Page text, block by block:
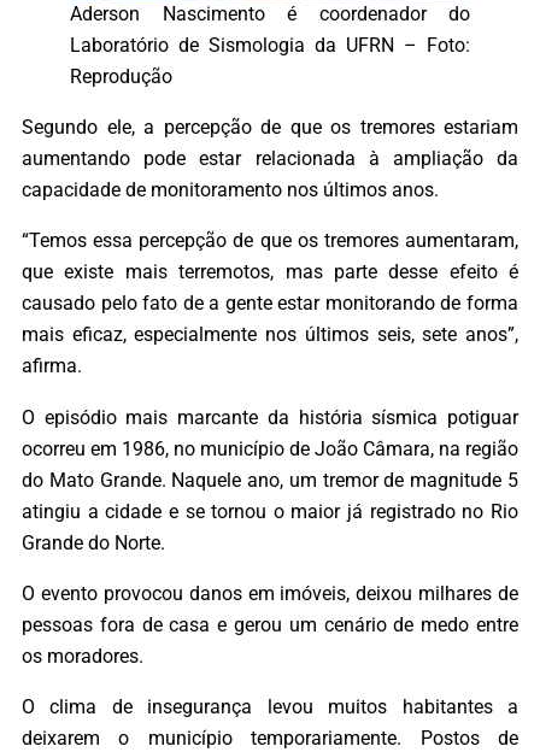
Aderson Nascimento é coordenador do
Laboratório de Sismologia da UFRN – Foto:
Reprodução
Segundo ele, a percepção de que os tremores estariam
aumentando pode estar relacionada à ampliação da
capacidade de monitoramento nos últimos anos.
“Temos essa percepção de que os tremores aumentaram,
que existe mais terremotos, mas parte desse efeito é
causado pelo fato de a gente estar monitorando de forma
mais eficaz, especialmente nos últimos seis, sete anos”,
afirma.
O episódio mais marcante da história sísmica potiguar
ocorreu em 1986, no município de João Câmara, na região
do Mato Grande. Naquele ano, um tremor de magnitude 5
atingiu a cidade e se tornou o maior já registrado no Rio
Grande do Norte.
O evento provocou danos em imóveis, deixou milhares de
pessoas fora de casa e gerou um cenário de medo entre
os moradores.
O clima de insegurança levou muitos habitantes a
deixarem o município temporariamente. Postos de